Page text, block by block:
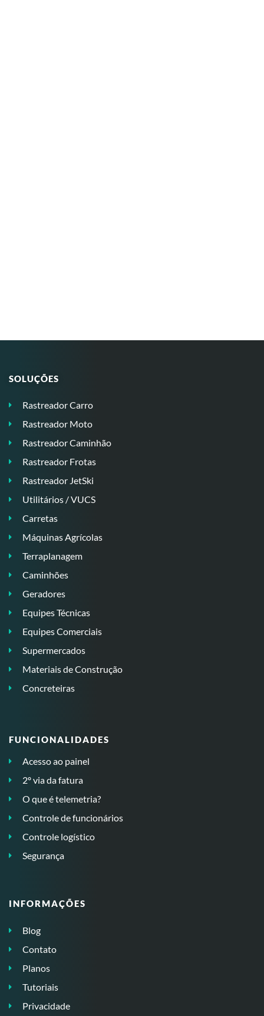
SOLUÇÕES
Rastreador Carro
Rastreador Moto
Rastreador Caminhão
Rastreador Frotas
Rastreador JetSki
Utilitários / VUCS
Carretas
Máquinas Agrícolas
Terraplanagem
Caminhões
Geradores
Equipes Técnicas
Equipes Comerciais
Supermercados
Materiais de Construção
Concreteiras
FUNCIONALIDADES
Acesso ao painel
2º via da fatura
O que é telemetria?
Controle de funcionários
Controle logístico
Segurança
INFORMAÇÕES
Blog
Contato
Planos
Tutoriais
Privacidade